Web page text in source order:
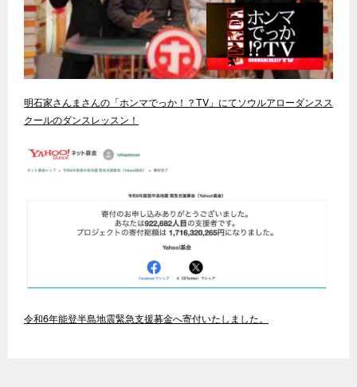
明石家さんまさんの「ホンマでっか！？TV」にてソウルアローダンスス
クールのダンスレッスン！
令和6年能登半島地震緊急支援募金へ寄付いたしました。